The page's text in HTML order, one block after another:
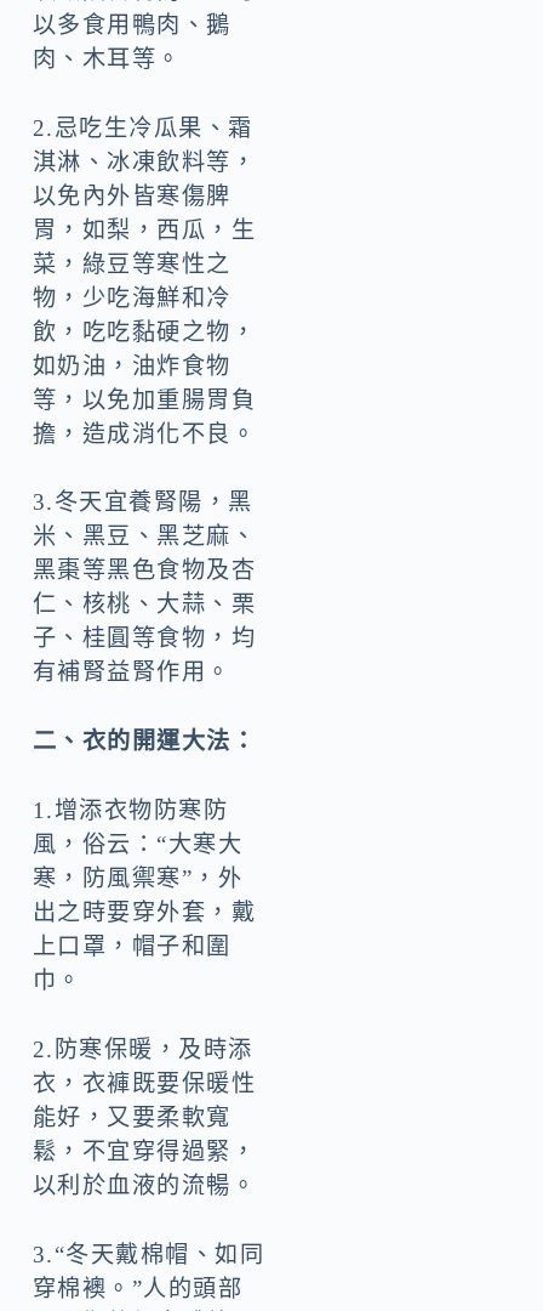
以多食用鴨肉、鵝
肉、木耳等。
2.忌吃生冷瓜果、霜
淇淋、冰凍飲料等，
以免內外皆寒傷脾
胃，如梨，西瓜，生
菜，綠豆等寒性之
物，少吃海鮮和冷
飲，吃吃黏硬之物，
如奶油，油炸食物
等，以免加重腸胃負
擔，造成消化不良。
3.冬天宜養腎陽，黑
米、黑豆、黑芝麻、
黑棗等黑色食物及杏
仁、核桃、大蒜、栗
子、桂圓等食物，均
有補腎益腎作用。
二、衣的開運大法：
1.增添衣物防寒防
風，俗云：“大寒大
寒，防風禦寒”，外
出之時要穿外套，戴
上口罩，帽子和圍
巾。
2.防寒保暖，及時添
衣，衣褲既要保暖性
能好，又要柔軟寬
鬆，不宜穿得過緊，
以利於血液的流暢。
3.“冬天戴棉帽、如同
穿棉襖。”人的頭部